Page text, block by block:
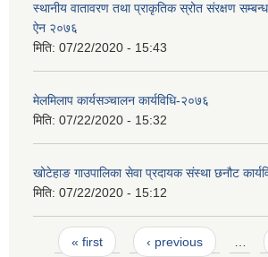
स्थानीय वातावरण तथा प्राकृतिक स्रोत संरक्षण
ऐन २०७६
मिति: 07/22/2020 - 15:43
मेलमिलाप कार्यसञ्चालन कार्यविधि-२०७६
मिति: 07/22/2020 - 15:32
खोटेहाङ गाउपालिका सेवा प्रदायक संस्था छनौट
मिति: 07/22/2020 - 15:12
Pages
« first ‹ previous